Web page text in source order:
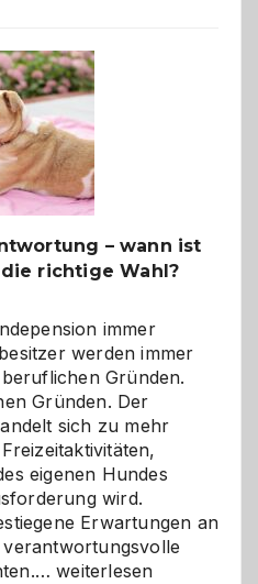
– wann ist
richtige Wahl?
immer
werden immer
Gründen.
Gründen. Der
sich zu mehr
eigenen Hundes
wird.
Erwartungen an
Betreuung
weiterlesen